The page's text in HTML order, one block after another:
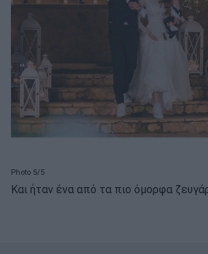
Photo 5/5
Και ήταν ένα από τα πιο όμορφα